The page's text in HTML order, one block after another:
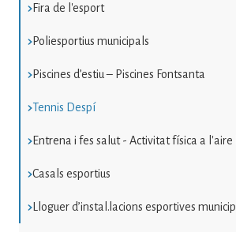
Fira de l'esport
Poliesportius municipals
Piscines d’estiu – Piscines Fontsanta
Tennis Despí
Entrena i fes salut - Activitat física a l'aire
Casals esportius
Lloguer d’instal.lacions esportives